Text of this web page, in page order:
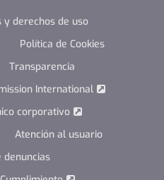
y derechos de uso
Política de Cookies
Transparencia
International
corporativo
Atención al usuario
denuncias